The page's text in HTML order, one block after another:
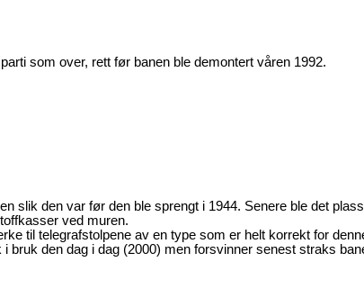
som over, rett før banen ble demontert våren 1992.
slik den var før den ble sprengt i 1944. Senere ble det
ved muren.
til telegrafstolpene av en type som er helt korrekt for
i bruk den dag i dag (2000) men forsvinner senest straks